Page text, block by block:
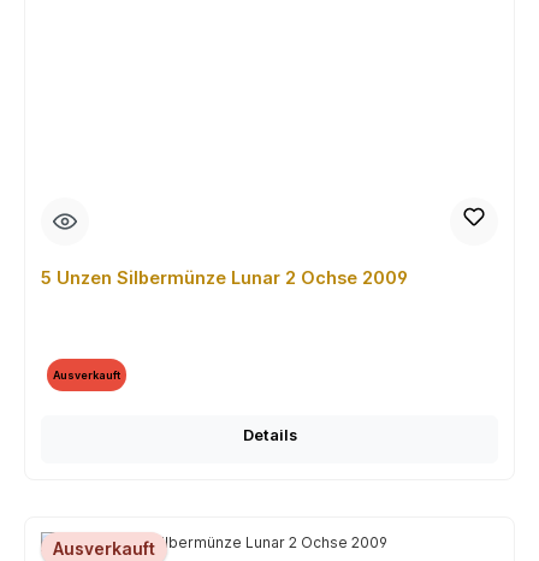
5 Unzen Silbermünze Lunar 2 Ochse 2009
Ausverkauft
Details
Ausverkauft